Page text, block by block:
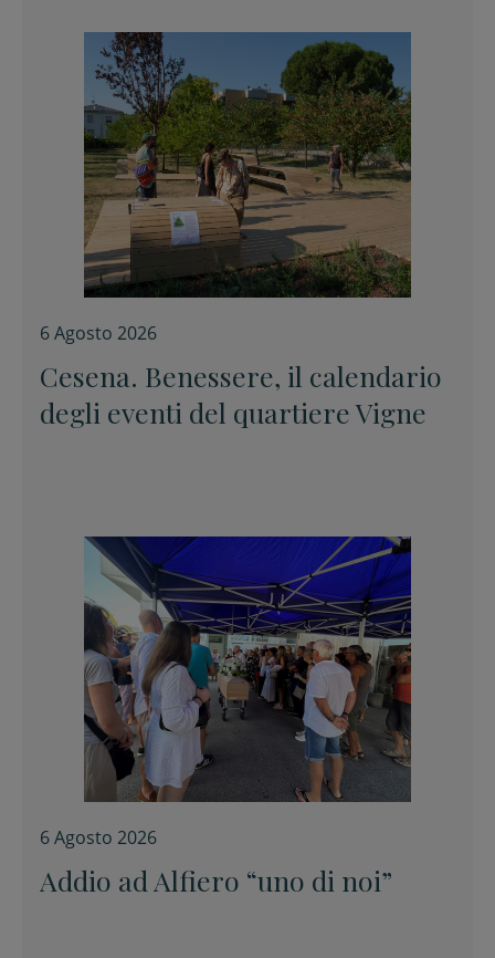
6 Agosto 2026
Cesena. Benessere, il calendario
degli eventi del quartiere Vigne
6 Agosto 2026
Addio ad Alfiero “uno di noi”